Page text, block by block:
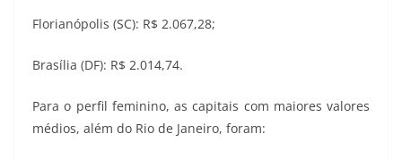
Florianópolis (SC): R$ 2.067,28;
Brasília (DF): R$ 2.014,74.
Para o perfil feminino, as capitais com maiores valores
médios, além do Rio de Janeiro, foram: